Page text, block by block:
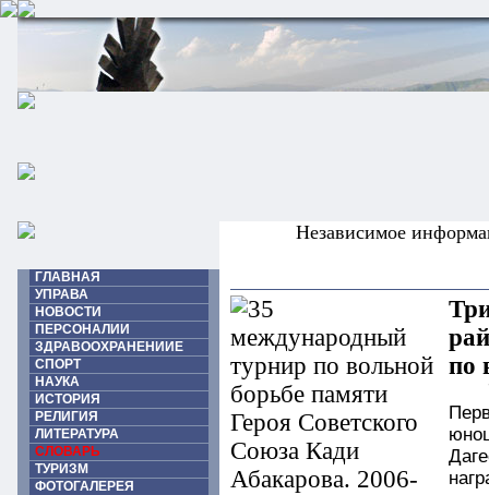
Независимое
ГЛАВНАЯ
УПРАВА
НОВОСТИ
ПЕРСОНАЛИИ
ЗДРАВООХРАНЕНИИЕ
СПОРТ
НАУКА
ИСТОРИЯ
РЕЛИГИЯ
ЛИТЕРАТУРА
СЛОВАРЬ
ТУРИЗМ
ФОТОГАЛЕРЕЯ
по